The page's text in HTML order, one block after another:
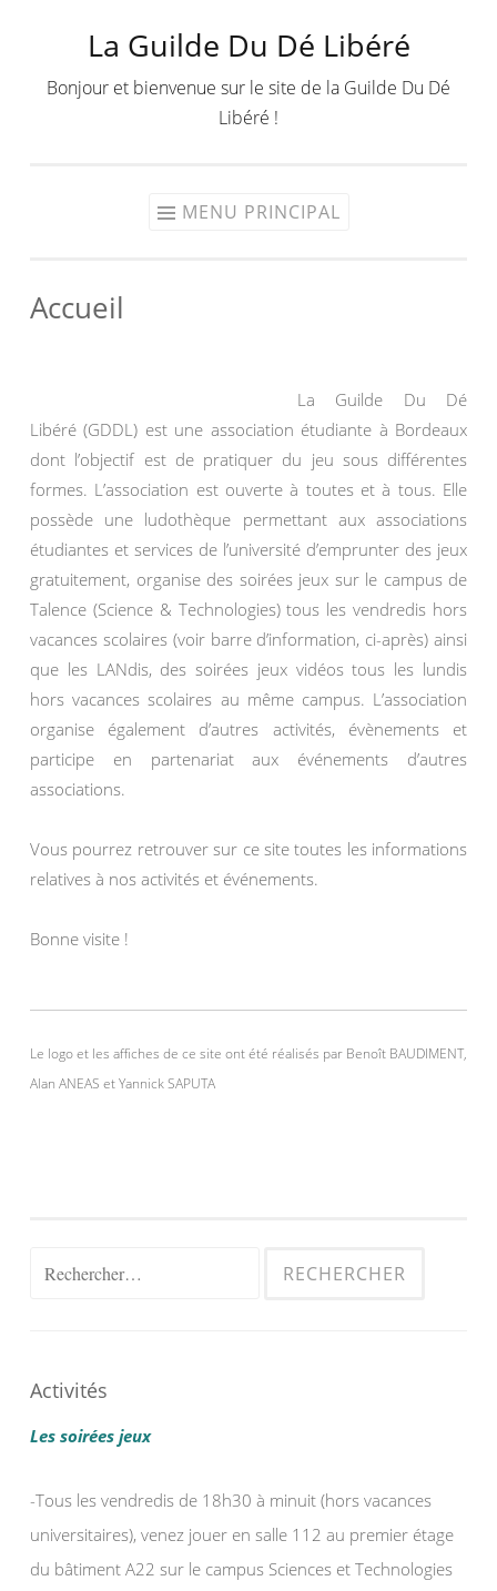
contenu
La Guilde Du Dé Libéré
Bonjour et bienvenue sur le site de la Guilde Du Dé
Libéré !
MENU PRINCIPAL
Accueil
La Guilde Du Dé
Libéré (GDDL) est une association étudiante à Bordeaux
dont l’objectif est de pratiquer du jeu sous différentes
formes. L’association est ouverte à toutes et à tous. Elle
possède une ludothèque permettant aux associations
étudiantes et services de l’université d’emprunter des jeux
gratuitement, organise des soirées jeux sur le campus de
Talence (Science & Technologies) tous les vendredis hors
vacances scolaires (voir barre d’information, ci-après) ainsi
que les LANdis, des soirées jeux vidéos tous les lundis
hors vacances scolaires au même campus. L’association
organise également d’autres activités, évènements et
participe en partenariat aux événements d’autres
associations.
Vous pourrez retrouver sur ce site toutes les informations
relatives à nos activités et événements.
Bonne visite !
Le logo et les affiches de ce site ont été réalisés par Benoît BAUDIMENT,
Alan ANEAS et Yannick SAPUTA
Rechercher :
Activités
Les soirées jeux
-Tous les vendredis de 18h30 à minuit (hors vacances
universitaires), venez jouer en salle 112 au premier étage
du bâtiment A22 sur le campus Sciences et Technologies